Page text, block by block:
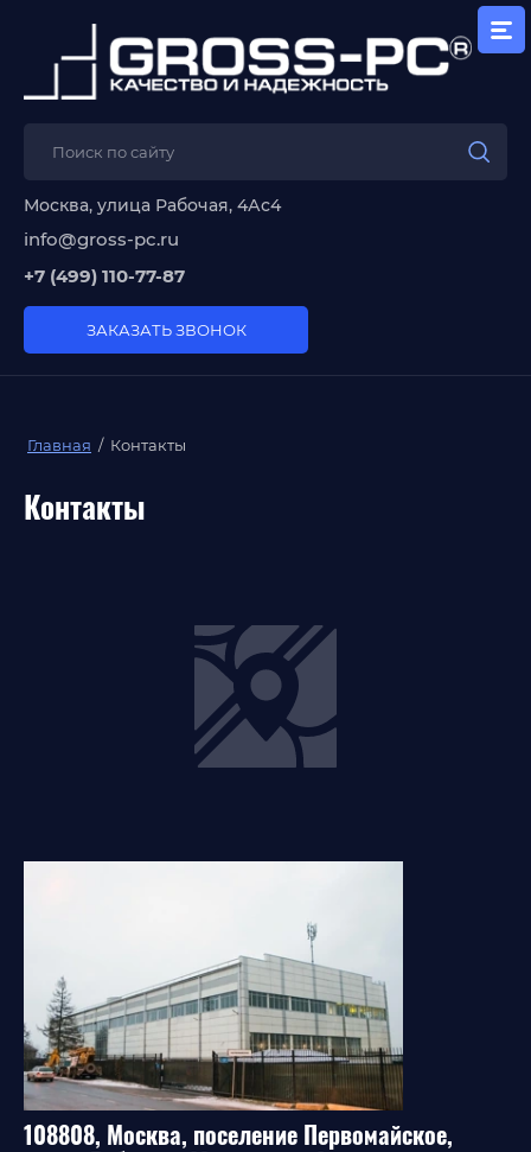
Москва, улица Рабочая, 4Ас4
info@gross-pc.ru
+7 (499) 110-77-87
ЗАКАЗАТЬ ЗВОНОК
Главная / Контакты
Контакты
108808, Москва, поселение Первомайское,